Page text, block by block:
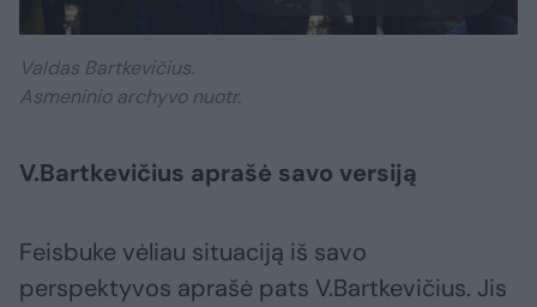
Valdas Bartkevičius.
Asmeninio archyvo nuotr.
V.Bartkevičius aprašė savo versiją
Feisbuke vėliau situaciją iš savo
perspektyvos aprašė pats V.Bartkevičius. Jis